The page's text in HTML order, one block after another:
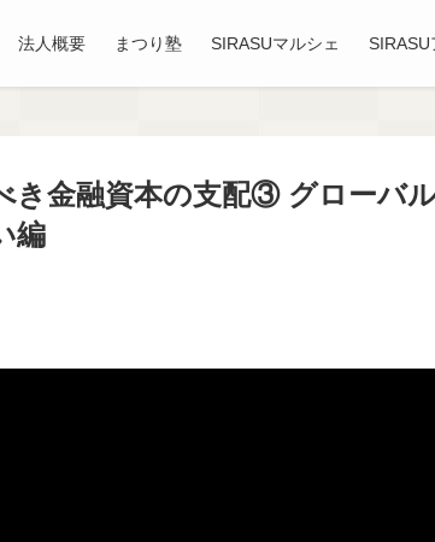
法人概要 まつり塾 SIRASUマルシェ SIRASU
き金融資本の支配③ グローバ
編